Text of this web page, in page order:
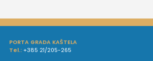
PORTA GRADA KAŠTELA
Tel.: +385 21/205-265